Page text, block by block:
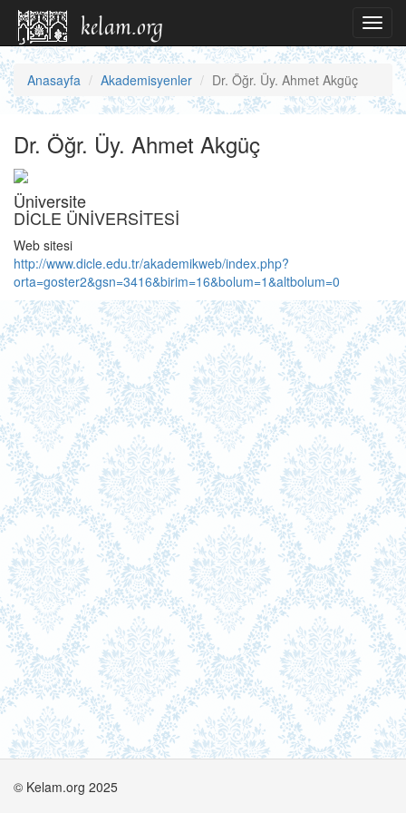
Anasayfa Akademisyenler Dr. Öğr. Üy. Ahmet Akgüç
Dr. Öğr. Üy. Ahmet Akgüç
Üniversite
DİCLE ÜNİVERSİTESİ
Web sitesi
http://www.dicle.edu.tr/akademikweb/index.php?
orta=goster2&gsn=3416&birim=16&bolum=1&altbolum=0
© Kelam.org 2025